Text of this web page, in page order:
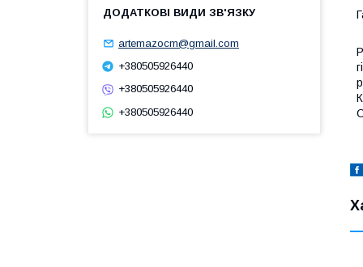
artemazocm@gmail.com
+380505926440
+380505926440
+380505926440